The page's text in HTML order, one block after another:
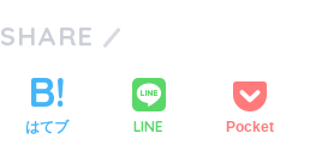
SHARE
はてブ LINE Pocket